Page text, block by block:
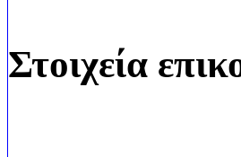
Στοιχεία